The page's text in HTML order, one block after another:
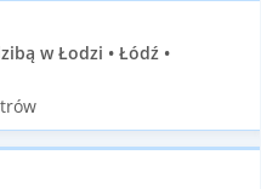
w Łodzi • Łódź •